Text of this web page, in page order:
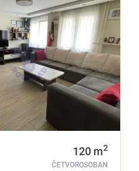
120 m2
ČETVOROSOBAN